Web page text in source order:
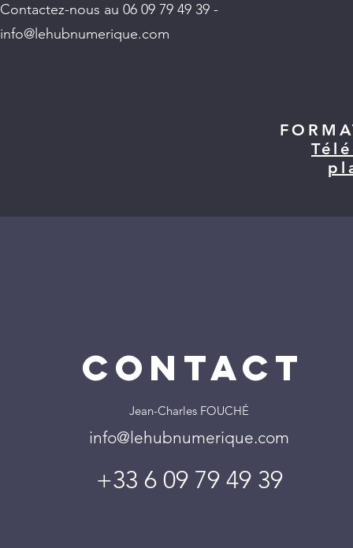
Contactez-nous au 06 09 79 49 39 -
info@lehubnumerique.com
CONTACT
Jean-Charles FOUCHÉ
info@lehubnumerique.com
+33 6 09 79 49 39